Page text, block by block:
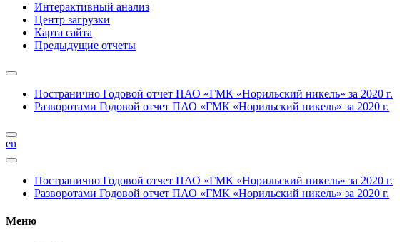
Интерактивный анализ
Центр загрузки
Карта сайта
Предыдущие отчеты
Постранично Годовой отчет ПАО «ГМК «Норильский никель» за 2020 г.
Разворотами Годовой отчет ПАО «ГМК «Норильский никель» за 2020 г.
en
Постранично Годовой отчет ПАО «ГМК «Норильский никель» за 2020 г.
Разворотами Годовой отчет ПАО «ГМК «Норильский никель» за 2020 г.
Меню